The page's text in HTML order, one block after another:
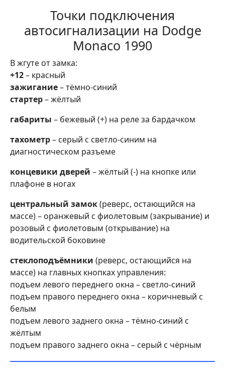
Точки подключения
автосигнализации на Dodge
Monaco 1990
В жгуте от замка:
+12– красный
зажигание– тёмно-синий
стартер– жёлтый
габариты – бежевый (+) на реле за бардачком
тахометр– серый с светло-синим на
диагностическом разъеме
концевики дверей – жёлтый (-) на кнопке или
плафоне в ногах
центральный замок(реверс, остающийся на
массе) – оранжевый с фиолетовым (закрывание) и
розовый с фиолетовым (открывание) на
водительской боковине
стеклоподъёмники (реверс, остающийся на
массе) на главных кнопках управления:
подъем левого переднего окна – светло-синий
подъем правого переднего окна – коричневый с
белым
подъем левого заднего окна – тёмно-синий с
жёлтым
подъем правого заднего окна – серый с чёрным